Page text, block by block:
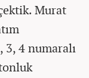
Murat
3, 4 numaralı